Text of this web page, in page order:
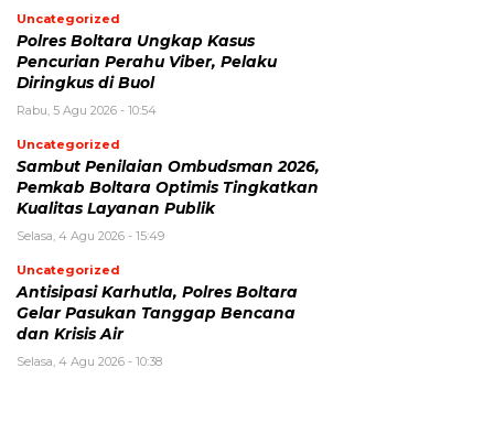
Uncategorized
Polres Boltara Ungkap Kasus
Pencurian Perahu Viber, Pelaku
Diringkus di Buol
Rabu, 5 Agu 2026 - 10:54
Uncategorized
Sambut Penilaian Ombudsman 2026,
Pemkab Boltara Optimis Tingkatkan
Kualitas Layanan Publik
Selasa, 4 Agu 2026 - 15:49
Uncategorized
Antisipasi Karhutla, Polres Boltara
Gelar Pasukan Tanggap Bencana
dan Krisis Air
Selasa, 4 Agu 2026 - 10:38